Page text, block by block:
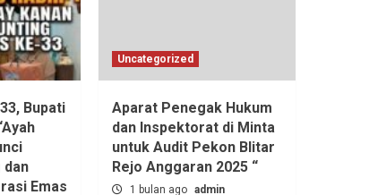
Bupati
dan
Emas
Uncategorized
Aparat Penegak Hukum
dan Inspektorat di Minta
untuk Audit Pekon Blitar
Rejo Anggaran 2025 “
1 bulan ago admin